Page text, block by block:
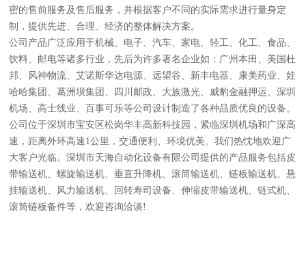
密的售前服务及售后服务，并根据客户不同的实际需求进行量身定
制，提供先进、合理、经济的整体解决方案。
公司产品广泛应用于机械、电子、汽车、家电、轻工、化工、食品、
饮料、邮电等诸多行业，先后为许多著名企业如：广州本田、美国杜
邦、风神物流、艾诺斯华达电源、远望谷、新丰电器、康美药业、娃
哈哈集团、葛洲坝集团、四川邮政、大族激光、威豹金融押运、深圳
机场、高士线业、百事可乐等公司设计制造了各种品质优良的设备。
公司位于深圳市宝安区松岗华丰高新科技园，紧临深圳机场和广深高
速，距离外环高速1公里，交通便利、环境优美。我们热忱地欢迎广
大客户光临。深圳市天海自动化设备有限公司提供的产品服务包括皮
带输送机、螺旋输送机、垂直升降机、滚筒输送机、链板输送机、悬
挂输送机、风力输送机、回转寿司设备、伸缩皮带输送机、链式机、
滚筒链板备件等，欢迎咨询洽谈!